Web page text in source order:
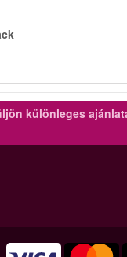
különleges